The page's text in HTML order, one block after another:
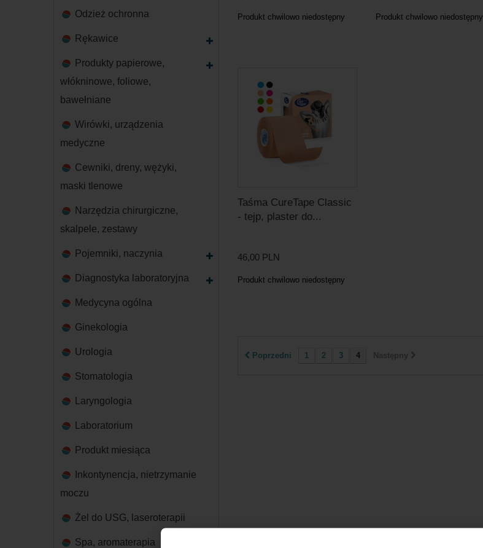
Odzież ochronna
Rękawice
Produkty papierowe,
włókninowe, foliowe,
bawełniane
Wirówki, urządzenia
medyczne
Cewniki, dreny, wężyki,
maski tlenowe
Narzędzia chirurgiczne,
skalpele, zestawy
Pojemniki, naczynia
Diagnostyka laboratoryjna
Medycyna ogólna
Ginekologia
Urologia
Stomatologia
Laryngologia
Laboratorium
Produkt miesiąca
Inkontynencja, nietrzymanie
moczu
Żel do USG, laseroterapii
Spa, aromaterapia
Produkt chwilowo niedostępny Produkt chwilowo niedostępny
Taśma CureTape Classic
- tejp, plaster do...
46,00 PLN
Produkt chwilowo niedostępny
Poprzedni 1 2 3 4